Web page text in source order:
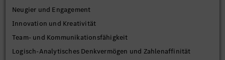
Neugier und Engagement
Innovation und Kreativität
Team- und Kommunikationsfähigkeit
Logisch-Analytisches Denkvermögen und Zahlenaffinität